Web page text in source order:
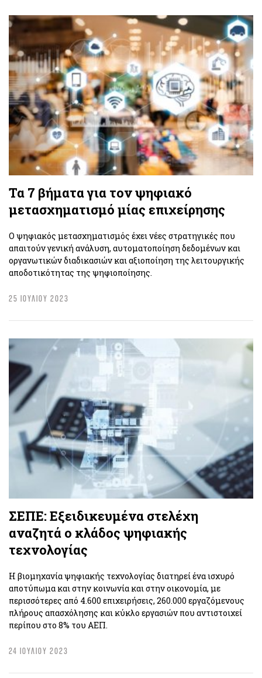
Τα 7 βήματα για τον ψηφιακό
μετασχηματισμό μίας επιχείρησης
O ψηφιακός μετασχηματισμός έχει νέες στρατηγικές που
απαιτούν γενική ανάλυση, αυτοματοποίηση δεδομένων και
οργανωτικών διαδικασιών και αξιοποίηση της λειτουργικής
αποδοτικότητας της ψηφιοποίησης.
25 ΙΟΥΛΙΟΥ 2023
ΣΕΠΕ: Εξειδικευμένα στελέχη
αναζητά ο κλάδος ψηφιακής
τεχνολογίας
Η βιομηχανία ψηφιακής τεχνολογίας διατηρεί ένα ισχυρό
αποτύπωμα και στην κοινωνία και στην οικονομία, με
περισσότερες από 4.600 επιχειρήσεις, 260.000 εργαζόμενους
πλήρους απασχόλησης και κύκλο εργασιών που αντιστοιχεί
περίπου στο 8% του ΑΕΠ.
24 ΙΟΥΛΙΟΥ 2023